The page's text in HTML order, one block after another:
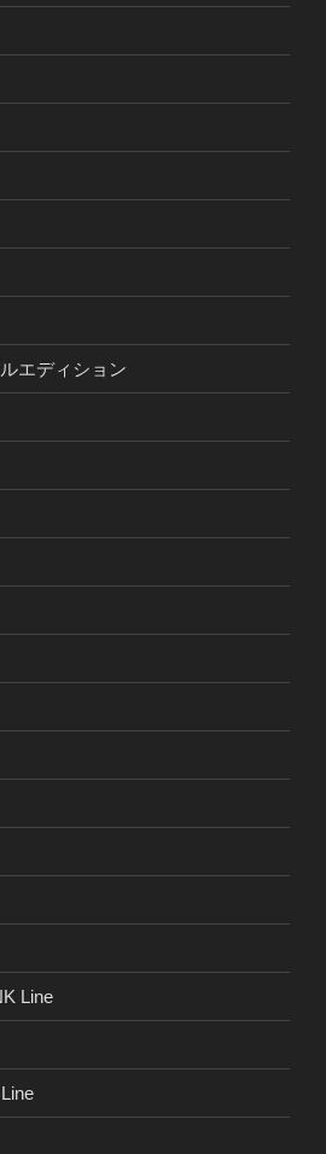
エディション
Line